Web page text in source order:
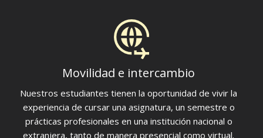
Movilidad e intercambio
Nuestros estudiantes tienen la oportunidad de vivir la
experiencia de cursar una asignatura, un semestre o
prácticas profesionales en una institución nacional o
extranjera, tanto de manera presencial como virtual.